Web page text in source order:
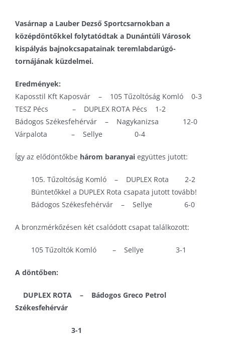
Tornacsarnok
Várkői Ferenc Diáksport Központ
Lövészet
Rövidpályás gyorskorcsolya
Szinkronúszás
Torna
Triatlon
Úszás
Tenisz
Triatlon
Vasárnap a Lauber Dezső Sportcsarnokban a
középdöntőkkel folytatódtak a Dunántúli Városok
kispályás bajnokcsapatainak teremlabdarúgó-
tornájának küzdelmei.
Eredmények:
Kaposstil Kft Kaposvár – 105 Tűzoltóság Komló 0-3
TESZ Pécs – DUPLEX ROTA Pécs 1-2
Bádogos Székesfehérvár – Nagykanizsa 12-0
Várpalota – Sellye 0-4
Így az elődöntőkbe három baranyaiegyüttes jutott:
105. Tűzoltóság Komló – DUPLEX Rota 2-2
Büntetőkkel a DUPLEX Rota csapata jutott tovább!
Bádogos Székesfehérvár – Sellye 6-0
A bronzmérkőzésen két csalódott csapat találkozott:
105 Tűzoltók Komló – Sellye 3-1
A döntőben:
DUPLEX ROTA – Bádogos Greco Petrol
Székesfehérvár
3-1